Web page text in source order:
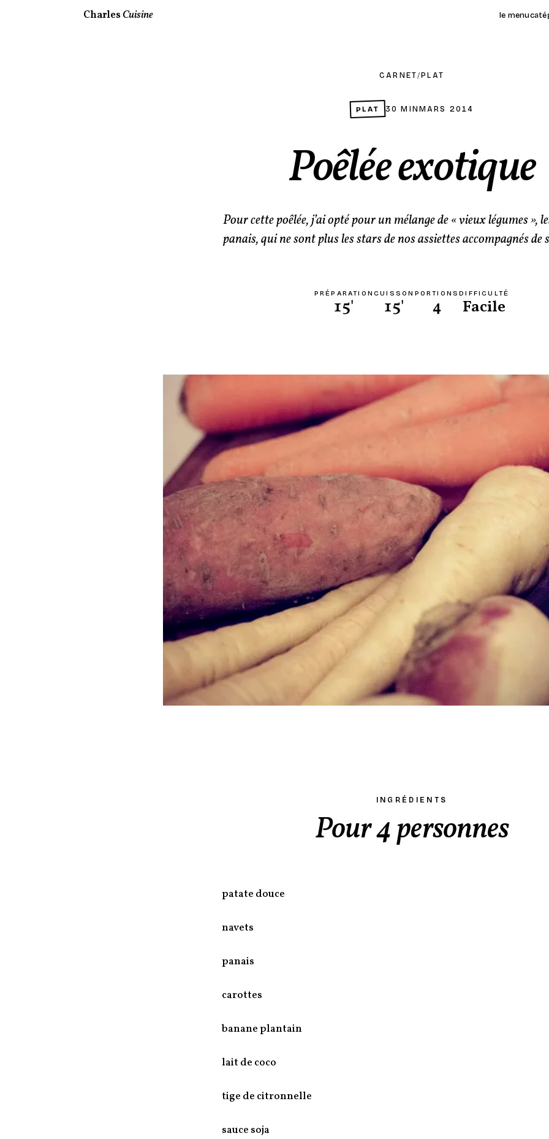
CharlesCuisine le menu
CARNET/ PLAT
PLAT 30 MIN MARS 2014
Poêlée exotique
Pour cette poêlée, j’ai opté pour un mélange de « vieux légumes »,
panais, qui ne sont plus les stars de nos assiettes accompagnés de
PRÉPARATION
15'
CUISSON
15'
PORTIONS
4
DIFFICULTÉ
Facile
INGRÉDIENTS
Pour 4 personnes
patate douce
navets
panais
carottes
banane plantain
lait de coco
tige de citronnelle
sauce soja